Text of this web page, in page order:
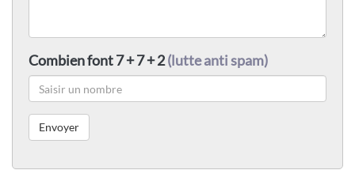
Combien font 7 + 7 + 2(lutte anti spam)